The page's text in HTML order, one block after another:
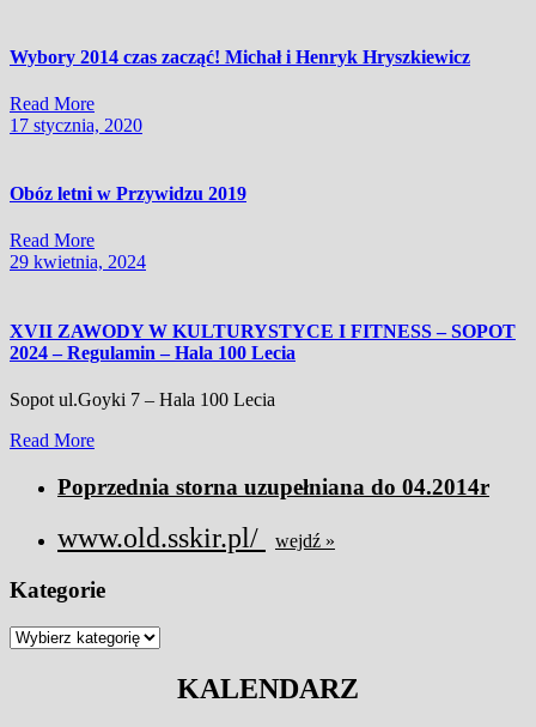
Wybory 2014 czas zacząć! Michał i Henryk Hryszkiewicz
Read MoreRead
More
17 stycznia, 202017
Obóz letni w Przywidzu 2019
Read MoreRead
More
29 kwietnia, 202429
XVII ZAWODY W KULTURYSTYCE I FITNESS – SOPOT
2024 – Regulamin – Hala 100 Lecia
Sopot ul.Goyki 7 – Hala 100 Lecia
Read MoreRead
Poprzednia storna uzupełniana do 04.2014r
www.old.sskir.pl/ wejdź »
Kategorie
Kategorie
KALENDARZ